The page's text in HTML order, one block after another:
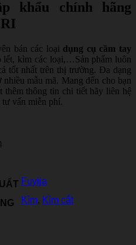
khẩu chính hãng
bán các loại dụng cụ cầm tay
lết, kìm các loại,…Sản phẩm luôn
tốt nhất trên thị trường. Đa dạng
mẫu mã. Mang đến cho bạn
thông tin chi tiết hãy liên hệ
vấn miễn phí.
Fuyija
Kìm, Kìm cắt